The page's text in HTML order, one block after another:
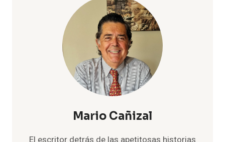
Mario Cañizal